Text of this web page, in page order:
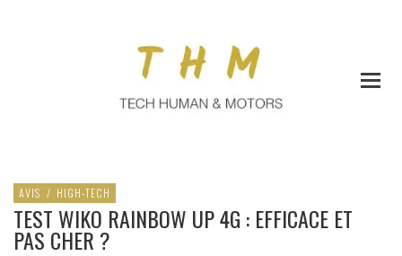
AVIS / HIGH-TECH
TEST WIKO RAINBOW UP 4G : EFFICACE ET
PAS CHER ?